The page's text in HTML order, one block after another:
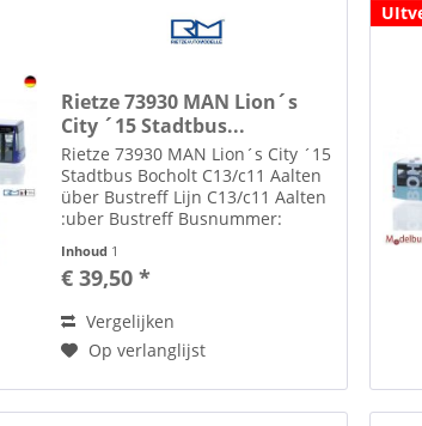
Rietze 73930 MAN Lion´s
City ´15 Stadtbus...
Rietze 73930 MAN Lion´s City ´15
Stadtbus Bocholt C13/c11 Aalten
über Bustreff Lijn C13/c11 Aalten
:uber Bustreff Busnummer:
Kenteken: BOH NV585 Filmbak en
lijnnummer aangepast met decal.
Toebehoren zoals spiegels etc.
Inhoud 1
€ 39,50 *
Vergelijken
Op verlanglijst